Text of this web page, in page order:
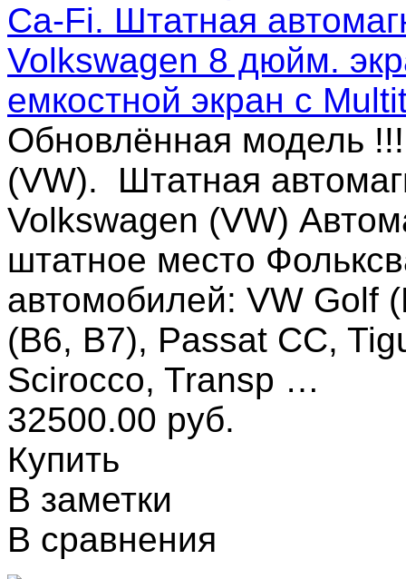
Ca-Fi. Штатная
Volkswagen 8 дюйм.
емкостной экран с
Обновлённая модель
(VW). Штатная
Volkswagen (VW)
штатное место
автомобилей: VW Golf
(B6, B7), Passat CC,
Scirocco, Transp …
32500.00 руб.
Купить
В заметки
В сравнения